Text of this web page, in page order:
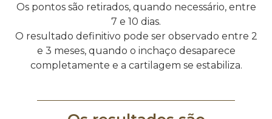
Os pontos são retirados, quando necessário, entre
7 e 10 dias.
O resultado definitivo pode ser observado entre 2
e 3 meses, quando o inchaço desaparece
completamente e a cartilagem se estabiliza.